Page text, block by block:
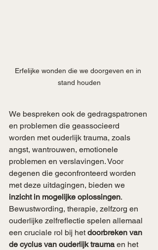
Erfelijke wonden die we doorgeven en in
stand houden
We bespreken ook de gedragspatronen
en problemen die geassocieerd
worden met ouderlijk trauma, zoals
angst, wantrouwen, emotionele
problemen en verslavingen. Voor
degenen die geconfronteerd worden
met deze uitdagingen, bieden we
inzicht in mogelijke oplossingen.
Bewustwording, therapie, zelfzorg en
ouderlijke zelfreflectie spelen allemaal
een cruciale rol bij het doorbreken van
de cyclus van ouderlijk trauma en het